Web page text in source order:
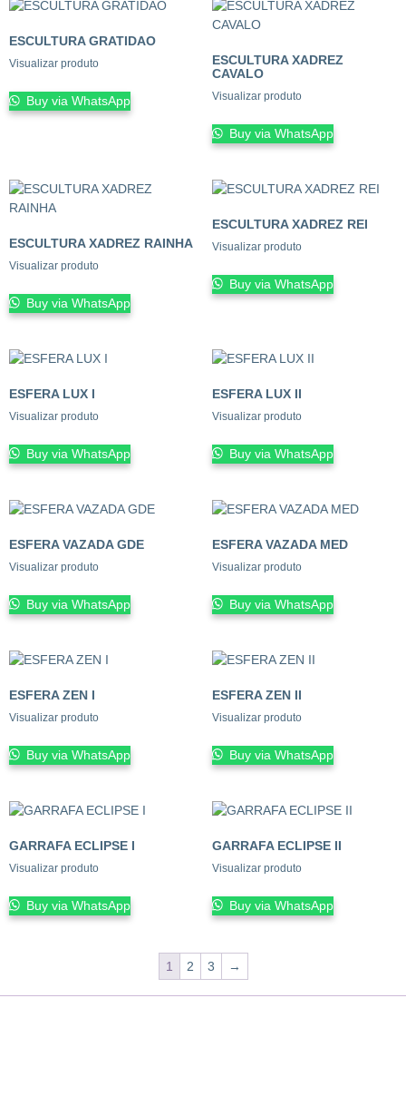
ESCULTURA GRATIDAO
Visualizar produto
Buy via WhatsApp
ESCULTURA XADREZ
CAVALO
Visualizar produto
Buy via WhatsApp
ESCULTURA XADREZ RAINHA
Visualizar produto
Buy via WhatsApp
ESCULTURA XADREZ REI
Visualizar produto
Buy via WhatsApp
ESFERA LUX I
Visualizar produto
Buy via WhatsApp
ESFERA LUX II
Visualizar produto
Buy via WhatsApp
ESFERA VAZADA GDE
Visualizar produto
Buy via WhatsApp
ESFERA VAZADA MED
Visualizar produto
Buy via WhatsApp
ESFERA ZEN I
Visualizar produto
Buy via WhatsApp
ESFERA ZEN II
Visualizar produto
Buy via WhatsApp
GARRAFA ECLIPSE I
Visualizar produto
Buy via WhatsApp
GARRAFA ECLIPSE II
Visualizar produto
Buy via WhatsApp
1 2 3 →